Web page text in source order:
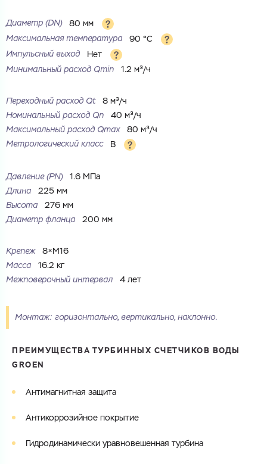
Купить как физ. лицо
Комментарий
Номер телефона
Ваш запрос
Перечислите товары, которые вас интересуют
и укажите какую информацию вы хотите по ним
получить. Мы свяжемся с вами в ближайшее время.
Номер телефона
Город
Диаметр (DN)
80 мм
Максимальная температура
90 °С
Импульсный выход
Нет
Минимальный расход Qmin
1.2 м³/ч
Переходный расход Qt
8 м³/ч
Номинальный расход Qn
40 м³/ч
Максимальный расход Qmax
80 м³/ч
Метрологический класс
B
Давление (PN)
1.6 МПа
Длина
225 мм
Высота
276 мм
Диаметр фланца
200 мм
Крепеж
8×M16
Масса
16.2 кг
Межповерочный интервал
4 лет
Монтаж: горизонтально, вертикально, наклонно.
ПРЕИМУЩЕСТВА ТУРБИННЫХ СЧЕТЧИКОВ ВОДЫ
GROEN
Антимагнитная защита
Антикоррозийное покрытие
Гидродинамически уравновешенная турбина